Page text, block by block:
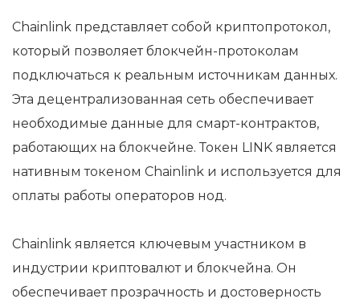
Chainlink представляет собой криптопротокол,
который позволяет блокчейн-протоколам
подключаться к реальным источникам данных.
Эта децентрализованная сеть обеспечивает
необходимые данные для смарт-контрактов,
работающих на блокчейне. Токен LINK является
нативным токеном Chainlink и используется для
оплаты работы операторов нод.
Chainlink является ключевым участником в
индустрии криптовалют и блокчейна. Он
обеспечивает прозрачность и достоверность